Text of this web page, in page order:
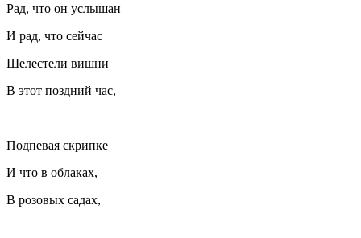
Рад, что он услышан
И рад, что сейчас
Шелестели вишни
В этот поздний час,
Подпевая скрипке
И что в облаках,
В розовых садах,